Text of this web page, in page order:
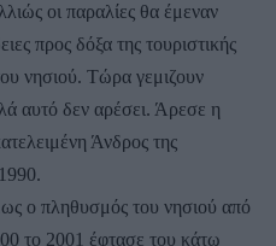
οι παραλίες θα έμεναν
προς δόξα της τουριστικής
νησιού. Τώρα γεμιζουν
αυτό δεν αρέσει. Άρεσε η
Άνδρος της
ο πληθυσμός του νησιού από
το 2001 έφτασε του κάτω